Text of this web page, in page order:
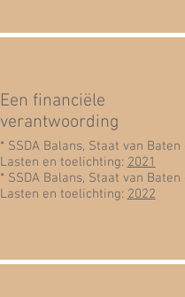
Een financiële
verantwoording
* SSDA Balans, Staat van Baten
Lasten en toelichting: 2021
* SSDA Balans, Staat van Baten
Lasten en toelichting: 2022